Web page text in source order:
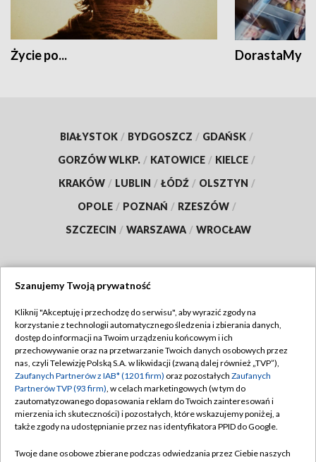
Życie po... DorastaMy
BIAŁYSTOK / BYDGOSZCZ / GDAŃSK /
GORZÓW WLKP. / KATOWICE / KIELCE /
KRAKÓW / LUBLIN / ŁÓDŹ / OLSZTYN /
OPOLE / POZNAŃ / RZESZÓW /
SZCZECIN / WARSZAWA / WROCŁAW
TVP
Abonament TVP
Emisja w TVP
Centrum informacji TVP
Naziemna Telewizja Cyfrowa
Regulamin TVP
Polityka prywatności
Moje zgody
Pomoc
Szanujemy Twoją prywatność
Kliknij "Akceptuję i przechodzę do serwisu", aby wyrazić zgody na
korzystanie z technologii automatycznego śledzenia i zbierania danych,
dostęp do informacji na Twoim urządzeniu końcowym i ich
przechowywanie oraz na przetwarzanie Twoich danych osobowych przez
nas, czyli Telewizję Polską S.A. w likwidacji (zwaną dalej również „TVP”),
Zaufanych Partnerów z IAB* (1201 firm) oraz pozostałych Zaufanych
Partnerów TVP (93 firm), w celach marketingowych (w tym do
zautomatyzowanego dopasowania reklam do Twoich zainteresowań i
mierzenia ich skuteczności) i pozostałych, które wskazujemy poniżej, a
także zgody na udostępnianie przez nas identyfikatora PPID do Google.
Twoje dane osobowe zbierane podczas odwiedzania przez Ciebie naszych